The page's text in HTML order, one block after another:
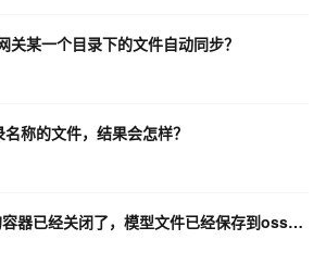
关某一个目录下的文件自动同步？
称的文件，结果会怎样？
机器学习PAI训练完的容器已经关闭了，模型文件已经保存到oss， 这里不指定模型文件路径加载啥呢？